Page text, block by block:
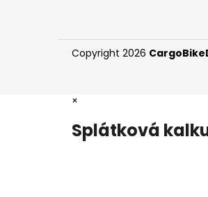
Copyright 2026
×
Splátková